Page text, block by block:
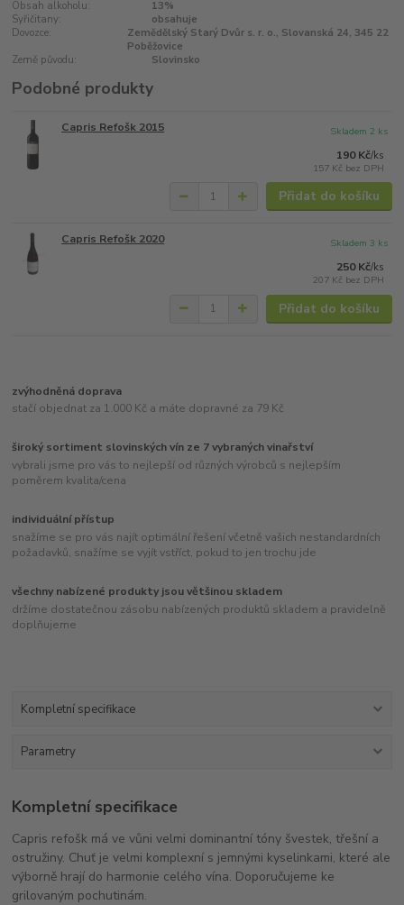
Obsah alkoholu:
13%
Syřičitany:
obsahuje
Dovozce:
Zemědělský Starý Dvůr s. r. o., Slovanská 24, 345 22
Poběžovice
Země původu:
Slovinsko
Podobné produkty
Capris Refošk 2015
190 Kč/ks
157 Kč bez DPH
Skladem 2 ks
Přidat do košíku
Capris Refošk 2020
250 Kč/ks
207 Kč bez DPH
Skladem 3 ks
Přidat do košíku
zvýhodněná doprava
stačí objednat za 1.000 Kč a máte dopravné za 79 Kč
široký sortiment slovinských vín ze 7 vybraných vinařství
vybrali jsme pro vás to nejlepší od různých výrobců s nejlepším
poměrem kvalita/cena
individuální přístup
snažíme se pro vás najít optimální řešení včetně vašich nestandardních
požadavků, snažíme se vyjít vstříct, pokud to jen trochu jde
všechny nabízené produkty jsou většinou skladem
držíme dostatečnou zásobu nabízených produktů skladem a pravidelně
doplňujeme
Kompletní specifikace
Parametry
Kompletní specifikace
Capris refošk má ve vůni velmi dominantní tóny švestek, třešní a
ostružiny. Chuť je velmi komplexní s jemnými kyselinkami, které ale
výborně hrají do harmonie celého vína. Doporučujeme ke
grilovaným pochutinám.